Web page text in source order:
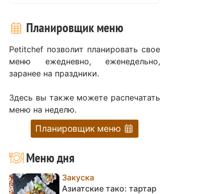
Планировщик меню
Petitchef позволит планировать свое
меню ежедневно, еженедельно,
заранее на праздники.
Здесь вы также можете распечатать
меню на неделю.
Планировщик меню
Меню дня
Закуска
Азиатские тако: тартар